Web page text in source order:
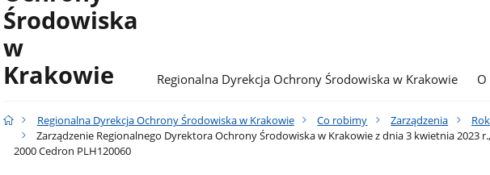
Środowiska
w
Krakowie
Regionalna Dyrekcja Ochrony Środowiska w Krakowie O
Regionalna Dyrekcja Ochrony Środowiska w Krakowie Co robimy Zarządzenia
Zarządzenie Regionalnego Dyrektora Ochrony Środowiska w Krakowie z dnia 3 kwietnia
2000 Cedron PLH120060